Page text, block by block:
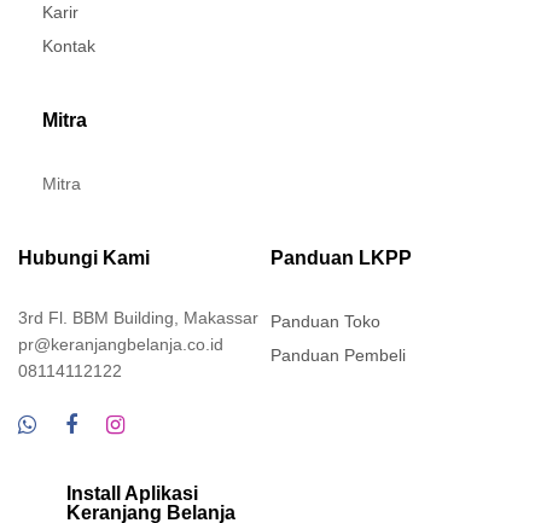
Karir
Kontak
Mitra
Mitra
Hubungi Kami
3rd Fl. BBM Building, Makassar
pr@keranjangbelanja.co.id
08114112122
Panduan LKPP
Panduan Toko
Panduan Pembeli
Install Aplikasi
Keranjang Belanja